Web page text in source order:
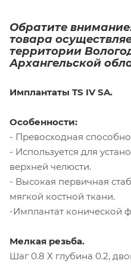
Обратите
товара
территории
Архангельской
Имплантаты TS IV SA.
Особенности:
- Превосходная
- Используется для
верхней челюсти.
- Высокая первичная
мягкой костной ткани.
-Имплантат конической
Мелкая резьба.
Шаг 0.8 Х глубина 0.2,